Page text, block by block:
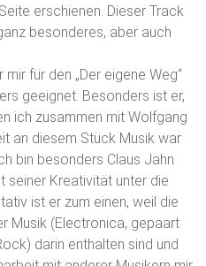
erschienen. Dieser Track
besonderes, aber auch
für den „Der eigene Weg“
geeignet. Besonders ist er,
ich zusammen mit Wolfgang
an diesem Stück Musik war
bin besonders Claus Jahn
seiner Kreativität unter die
ist er zum einen, weil die
Musik (Electronica, gepaart
darin enthalten sind und